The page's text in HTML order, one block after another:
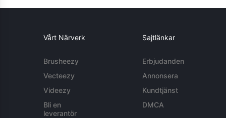
Vårt Närverk
Brusheezy
Vecteezy
Videezy
Bli en
leverantör
Sajtlänkar
Erbjudanden
Annonsera
Kundtjänst
DMCA